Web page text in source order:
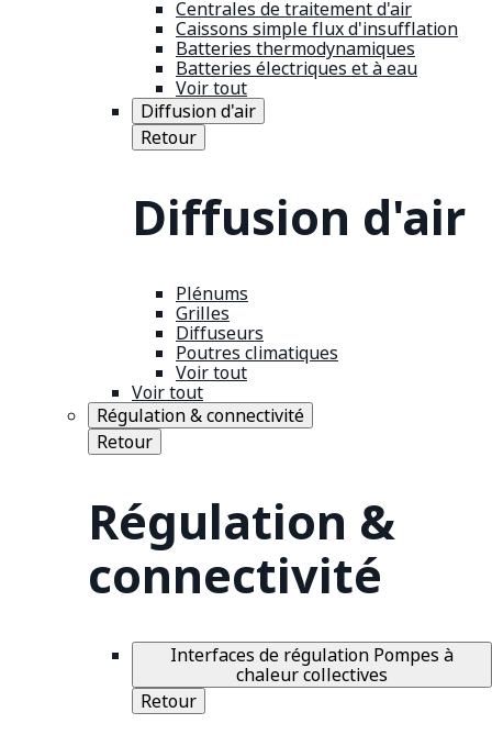
Centrales de traitement d'air
Caissons simple flux d'insufflation
Batteries thermodynamiques
Batteries électriques et à eau
Voir tout
Diffusion d'air
Retour
Diffusion d'air
Plénums
Grilles
Diffuseurs
Poutres climatiques
Voir tout
Voir tout
Régulation & connectivité
Retour
Régulation &
connectivité
Interfaces de régulation Pompes à
chaleur collectives
Retour